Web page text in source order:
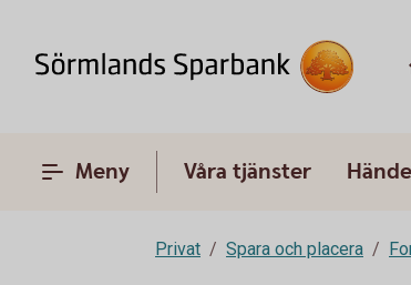
Meny Våra tjänster
Privat Spara och placera